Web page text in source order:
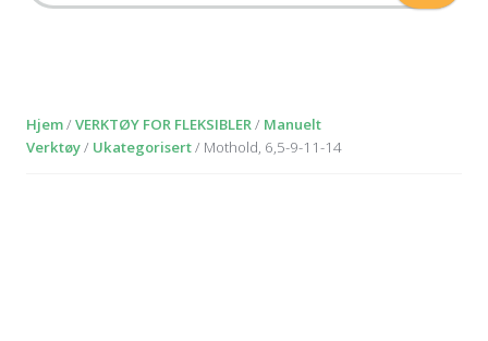
Hjem/VERKTØY FOR FLEKSIBLER/ Manuelt
Verktøy/ Ukategorisert/ Mothold, 6,5-9-11-14